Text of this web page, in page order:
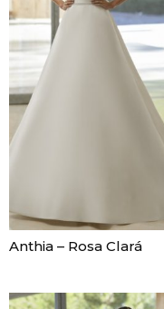
Anthia – Rosa Clará